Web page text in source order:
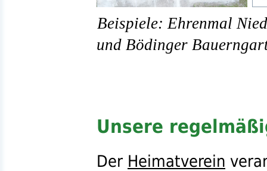
Beispiele: Ehrenmal
und Bödinger
Unsere
Der Heimatverein